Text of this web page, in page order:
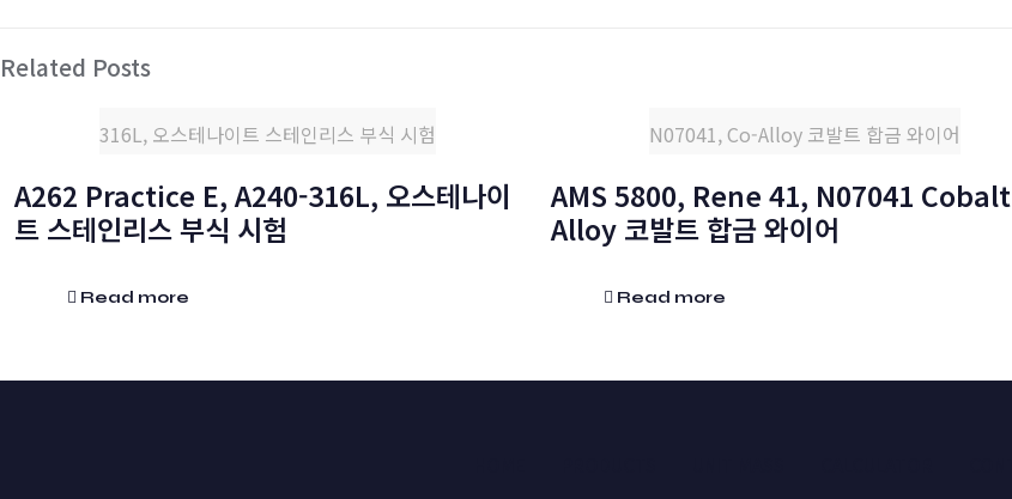
Related Posts
316L, 오스테나이트 스테인리스 부식 시험
A262 Practice E, A240-316L, 오스테나이
트 스테인리스 부식 시험
Read more
N07041, Co-Alloy 코발트 합금 와이어
AMS 5800, Rene 41, N07041 Cobalt
Alloy 코발트 합금 와이어
Read more